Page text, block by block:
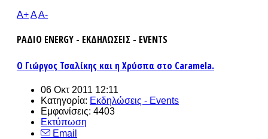
A+AA-
ΡΑΔΙΟ ENERGY - ΕΚΔΗΛΩΣΕΙΣ - EVENTS
Ο Γιώργος Τσαλίκης και η Χρύσπα στο Caramela.
06 Οκτ 2011 12:11
Κατηγορία: Εκδηλώσεις - Events
Εμφανίσεις: 4403
Εκτύπωση
Email